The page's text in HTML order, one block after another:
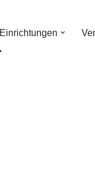
Einrichtungen